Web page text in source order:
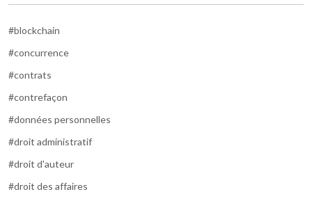
#blockchain
#concurrence
#contrats
#contrefaçon
#données personnelles
#droit administratif
#droit d'auteur
#droit des affaires